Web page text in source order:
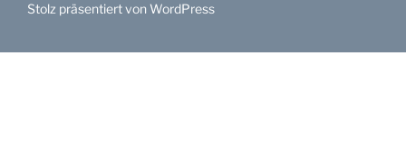
Stolz präsentiert von WordPress